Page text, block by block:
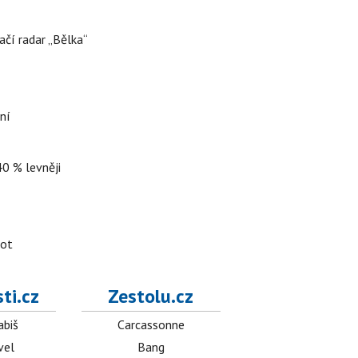
radar „Bělka“
% levněji
Zestolu.cz
Carcassonne
Bang